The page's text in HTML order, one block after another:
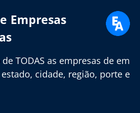
Empresas
TODAS as empresas de em
cidade, região, porte e